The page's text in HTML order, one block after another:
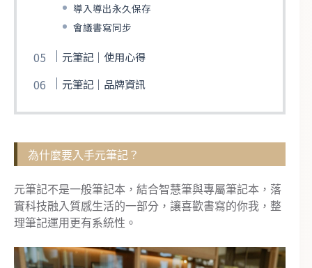
導入導出永久保存
會議書寫同步
元筆記｜使用心得
元筆記｜品牌資訊
為什麼要入手元筆記？
元筆記不是一般筆記本，結合智慧筆與專屬筆記本，落
實科技融入質感生活的一部分，讓喜歡書寫的你我，整
理筆記運用更有系統性。